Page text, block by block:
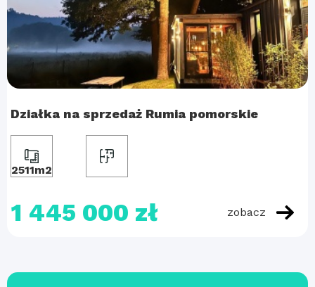
Działka na sprzedaż Rumia pomorskie
2511m2
1 445 000 zł zobacz